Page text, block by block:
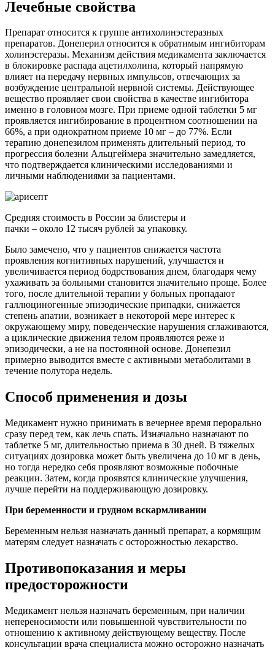
Лечебные свойства
Препарат относится к группе антихолинэстеразных
препаратов. Донеперил относится к обратимым ингибиторам
холинэстеразы. Механизм действия медикамента заключается
в блокировке распада ацетилхолина, который напрямую
влияет на передачу нервных импульсов, отвечающих за
возбуждение центральной нервной системы. Действующее
вещество проявляет свои свойства в качестве ингибитора
именно в головном мозге. При приеме одной таблетки 5 мг
проявляется ингибирование в процентном соотношении на
66%, а при однократном приеме 10 мг – до 77%. Если
терапию донепезилом применять длительный период, то
прогрессия болезни Альцгеймера значительно замедляется,
что подтверждается клиническими исследованиями и
личными наблюдениями за пациентами.
Средняя стоимость в России за блистеры и
пачки – около 12 тысяч рублей за упаковку.
Было замечено, что у пациентов снижается частота
проявления когнитивных нарушений, улучшается и
увеличивается период бодрствования днем, благодаря чему
ухаживать за больными становится значительно проще. Более
того, после длительной терапии у больных пропадают
галлюциногенные эпизодические припадки, снижается
степень апатии, возникает в некоторой мере интерес к
окружающему миру, поведенческие нарушения сглаживаются,
а циклические движения телом проявляются реже и
эпизодически, а не на постоянной основе. Донепезил
примерно выводится вместе с активными метаболитами в
течение полутора недель.
Способ применения и дозы
Медикамент нужно принимать в вечернее время перорально
сразу перед тем, как лечь спать. Изначально назначают по
таблетке 5 мг, длительностью приема в 30 дней. В тяжелых
ситуациях дозировка может быть увеличена до 10 мг в день,
но тогда нередко себя проявляют возможные побочные
реакции. Затем, когда проявятся клинические улучшения,
лучше перейти на поддерживающую дозировку.
При беременности и грудном вскармливании
Беременным нельзя назначать данный препарат, а кормящим
матерям следует назначать с осторожностью лекарство.
Противопоказания и меры
предосторожности
Медикамент нельзя назначать беременным, при наличии
непереносимости или повышенной чувствительности по
отношению к активному действующему веществу. После
консультации врача специалиста можно осторожно назначать